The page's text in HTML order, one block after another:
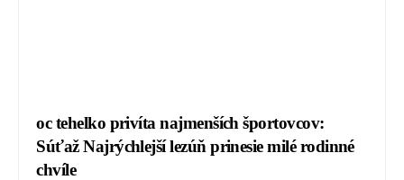
oc tehelko privíta najmenších športovcov:
Súťaž Najrýchlejší lezúň prinesie milé rodinné
chvíle